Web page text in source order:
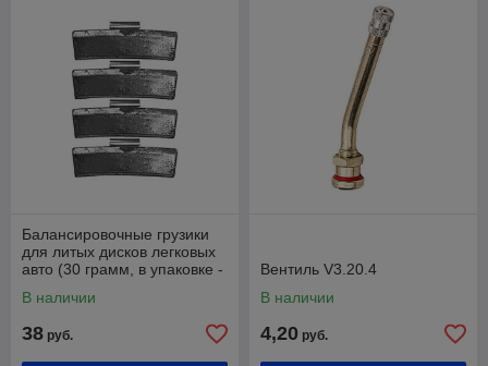
Балансировочные грузики
для литых дисков легковых
авто (30 грамм, в упаковке -
В наличии
38 руб.
Вентиль V3.20.4
В наличии
4,20 руб.